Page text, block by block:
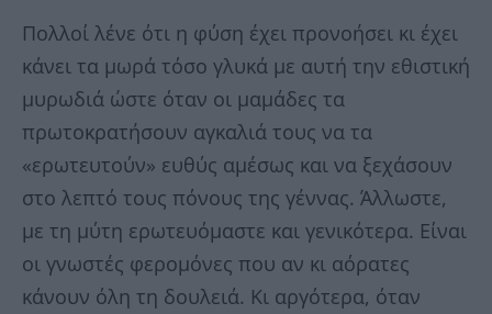
Πολλοί λένε ότι η φύση έχει προνοήσει κι έχει
κάνει τα μωρά τόσο γλυκά με αυτή την εθιστική
μυρωδιά ώστε όταν οι μαμάδες τα
πρωτοκρατήσουν αγκαλιά τους να τα
«ερωτευτούν» ευθύς αμέσως και να ξεχάσουν
στο λεπτό τους πόνους της γέννας. Άλλωστε,
με τη μύτη ερωτευόμαστε και γενικότερα. Είναι
οι γνωστές φερομόνες που αν κι αόρατες
κάνουν όλη τη δουλειά. Κι αργότερα, όταν